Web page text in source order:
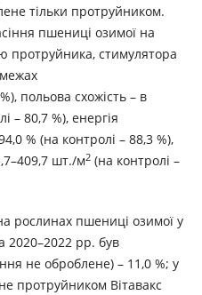
тільки протруйником.
пшениці озимої на
протруйника, стимулятора
польова схожість – в
– 80,7 %), енергія
% (на контролі – 88,3 %),
шт./м2(на контролі –
рослинах пшениці озимої у
2020–2022 рр. був
не оброблене) – 11,0 %; у
протруйником Вітавакс